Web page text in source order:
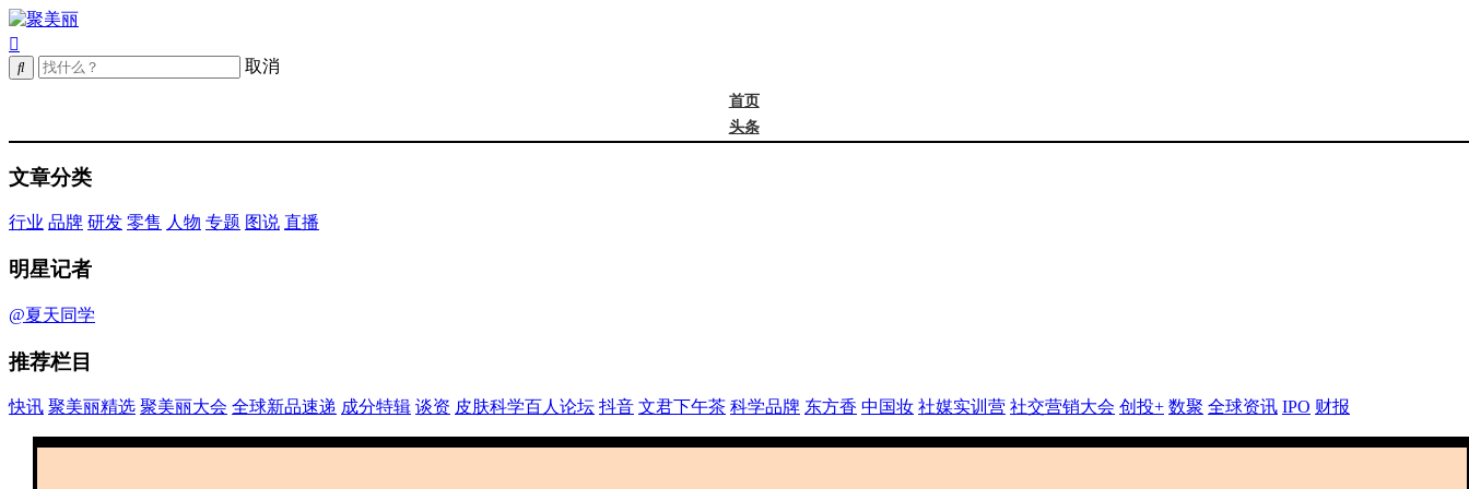
取消
首页
头条
中国妆
实训营
文章分类
行业 品牌 研发 零售 人物 专题 图说 直播
明星记者
@夏天同学
推荐栏目
快讯 聚美丽精选 聚美丽大会 全球新品速递 成分特辑 谈资 皮肤科学百人论坛 抖音 文君下午茶 科学品牌 东方香 中国妆 社媒实训营 社交营销大会 创投+ 数聚 全球资讯 IPO 财报